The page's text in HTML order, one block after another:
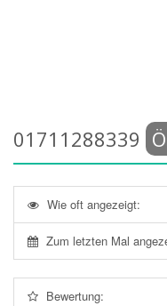
01711288339
Wie oft angezeigt:
Zum letzten Mal
Bewertung: